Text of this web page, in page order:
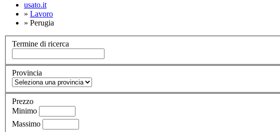
usato.it
» Lavoro
» Perugia
Termine di ricerca
Provincia
Prezzo
Minimo
Massimo